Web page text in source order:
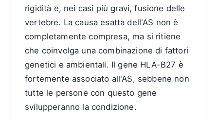
rigidità e, nei casi più gravi, fusione delle
vertebre. La causa esatta dell'AS non è
completamente compresa, ma si ritiene
che coinvolga una combinazione di fattori
genetici e ambientali. Il gene HLA-B27 è
fortemente associato all'AS, sebbene non
tutte le persone con questo gene
svilupperanno la condizione.